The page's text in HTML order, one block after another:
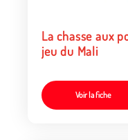
La chasse aux
jeu du Mali
Voir la fiche